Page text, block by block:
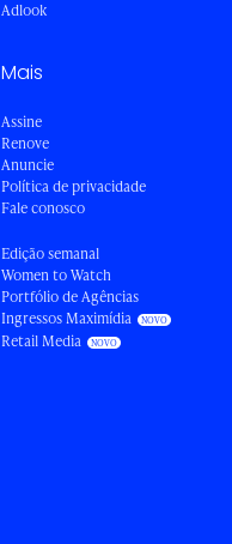
Adlook
Mais
Assine
Renove
Anuncie
Política de privacidade
Fale conosco
Edição semanal
Women to Watch
Portfólio de Agências
Ingressos Maximídia
Retail Media